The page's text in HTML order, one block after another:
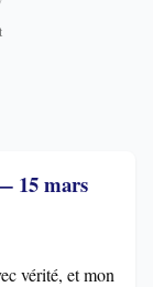
15 mars
vérité, et mon